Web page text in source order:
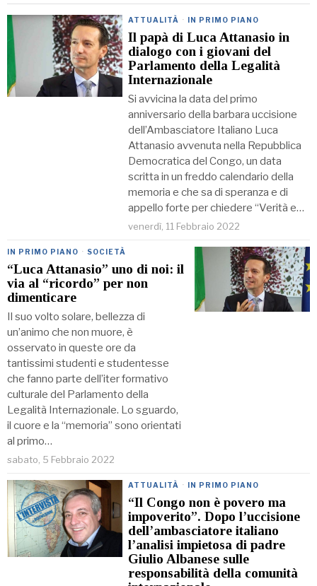
ATTUALITÀ · IN PRIMO PIANO
Il papà di Luca Attanasio in
dialogo con i giovani del
Parlamento della Legalità
Internazionale
Si avvicina la data del primo
anniversario della barbara uccisione
dell’Ambasciatore Italiano Luca
Attanasio avvenuta nella Repubblica
Democratica del Congo, un data
scritta in un freddo calendario della
memoria e che sa di speranza e di
appello forte per chiedere “Verità e…
venerdì, 11 Febbraio 2022
IN PRIMO PIANO · SOCIETÀ
“Luca Attanasio” uno di noi: il
via al “ricordo” per non
dimenticare
Il suo volto solare, bellezza di
un’animo che non muore, è
osservato in queste ore da
tantissimi studenti e studentesse
che fanno parte dell’iter formativo
culturale del Parlamento della
Legalità Internazionale. Lo sguardo,
il cuore e la “memoria” sono orientati
al primo…
sabato, 5 Febbraio 2022
ATTUALITÀ · IN PRIMO PIANO
“Il Congo non è povero ma
impoverito”. Dopo l’uccisione
dell’ambasciatore italiano
l’analisi impietosa di padre
Giulio Albanese sulle
responsabilità della comunità